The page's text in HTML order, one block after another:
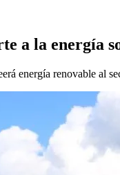
a la energía
energía renovable al